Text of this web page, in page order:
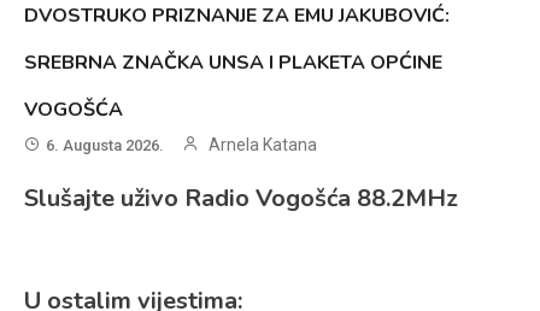
DVOSTRUKO PRIZNANJE ZA EMU JAKUBOVIĆ:
SREBRNA ZNAČKA UNSA I PLAKETA OPĆINE
VOGOŠĆA
6. Augusta 2026. Arnela Katana
Slušajte uživo Radio Vogošća 88.2MHz
U ostalim vijestima: